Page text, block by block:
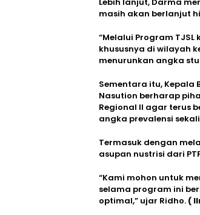
masih akan berlanjut
“Melalui Program
khususnya di wilayah
menurunkan angka
Sementara itu, Kepala
Nasution berharap
Regional II agar terus
angka prevalensi
Termasuk dengan
asupan nustrisi dari
“Kami mohon untuk
selama program ini
optimal,” ujar Ridho. (